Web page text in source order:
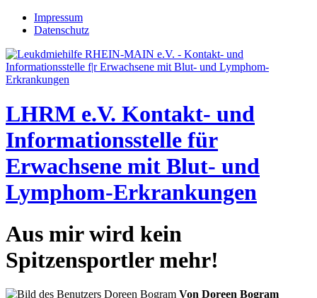
Jump to navigation
Impressum
Datenschutz
LHRM e.V. Kontakt- und
Informationsstelle für
Erwachsene mit Blut- und
Lymphom-Erkrankungen
Aus mir wird kein
Spitzensportler mehr!
Von Doreen Bogram